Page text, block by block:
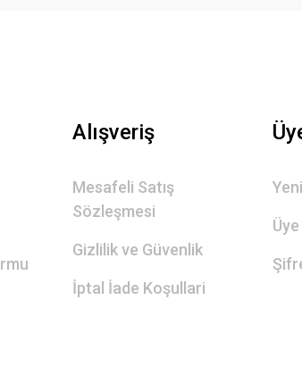
Alışveriş
Mesafeli Satış
Sözleşmesi
Gizlilik ve Güvenlik
İptal İade Koşullari